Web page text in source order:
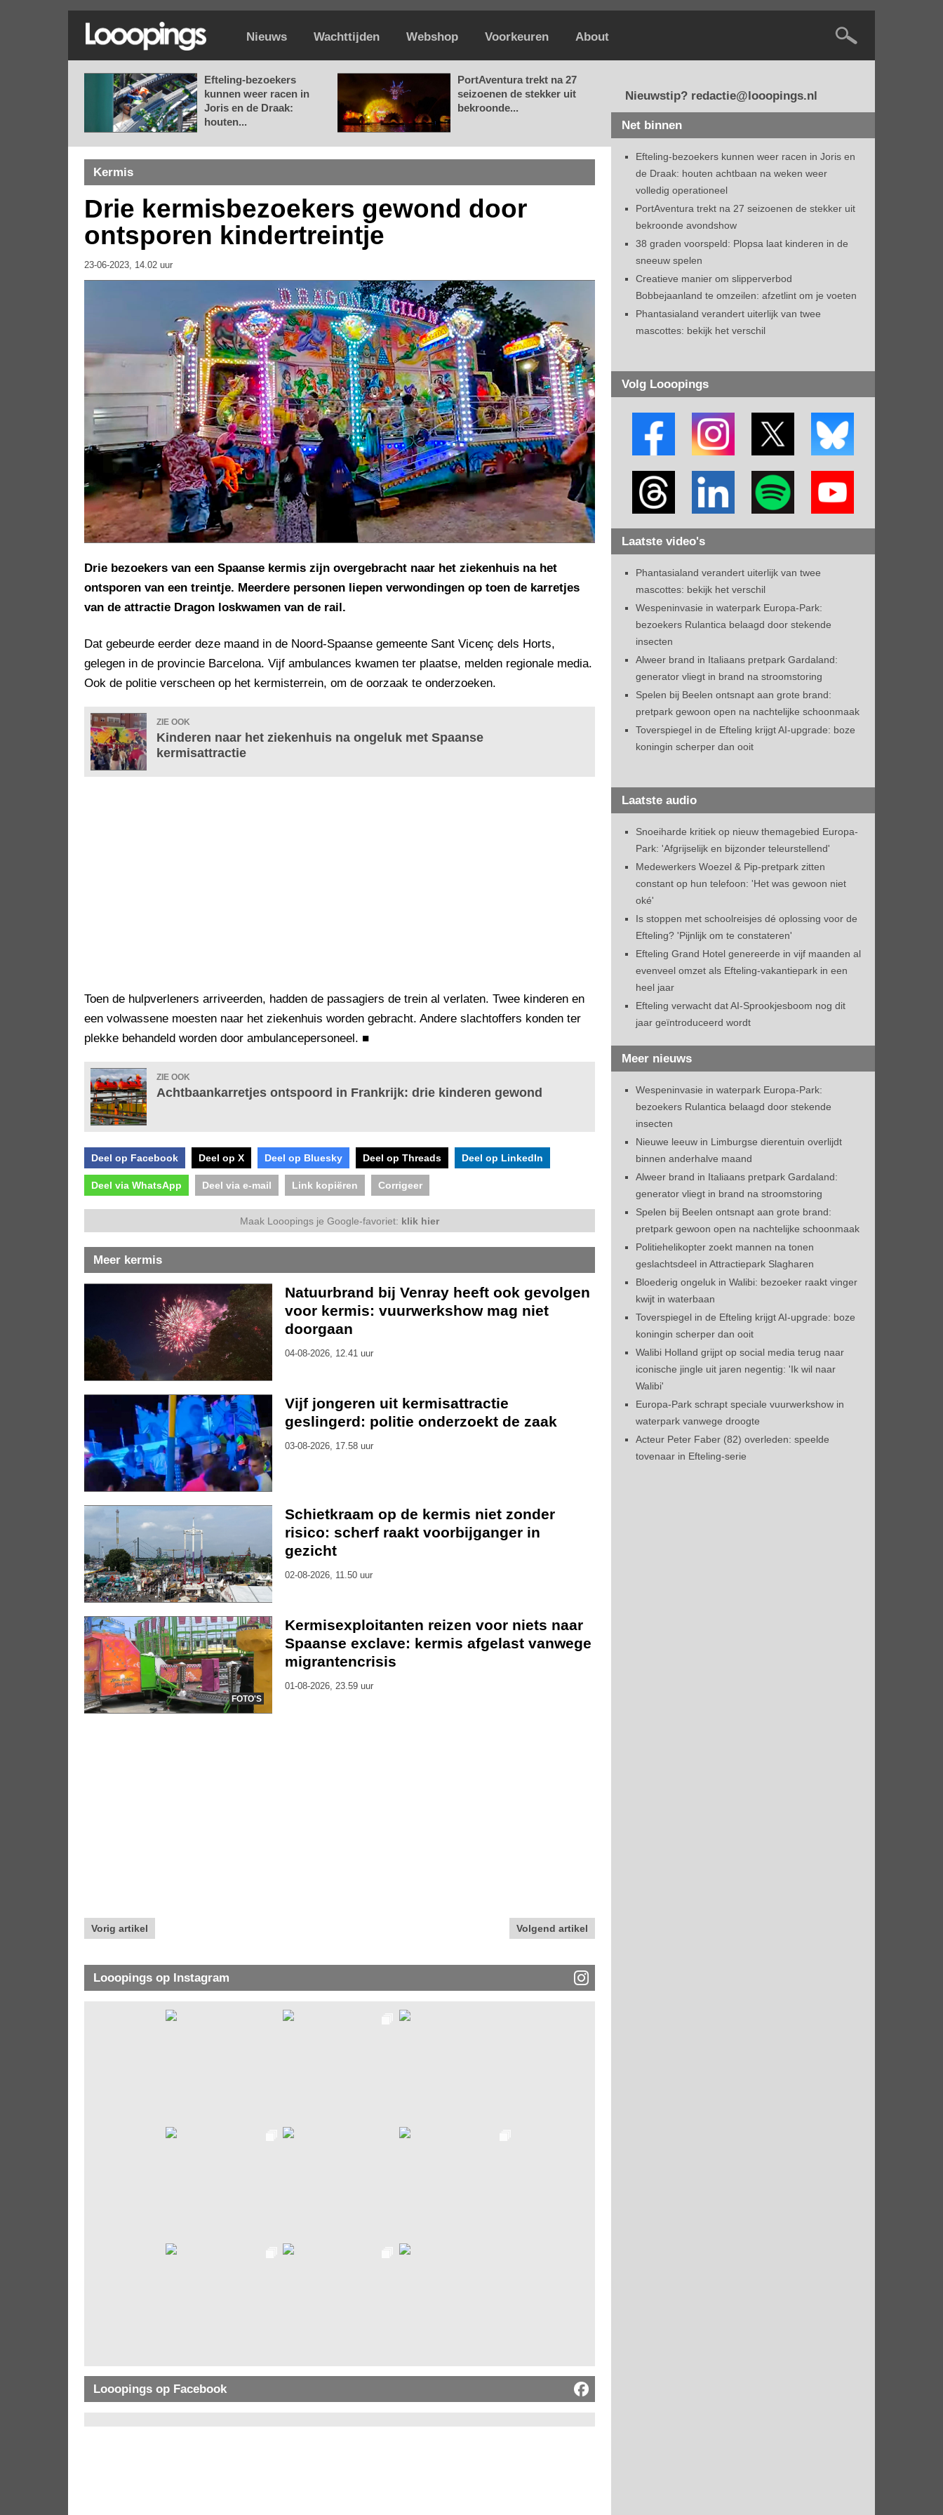
Nieuws Wachttijden Webshop Voorkeuren About
Efteling-bezoekers
kunnen weer racen in
Joris en de Draak:
houten...
PortAventura trekt na 27
seizoenen de stekker uit
bekroonde...
Kermis
Drie kermisbezoekers gewond door
ontsporen kindertreintje
23-06-2023, 14.02 uur
Drie bezoekers van een Spaanse kermis zijn overgebracht naar het ziekenhuis na het
ontsporen van een treintje. Meerdere personen liepen verwondingen op toen de karretjes
van de attractie Dragon loskwamen van de rail.
Dat gebeurde eerder deze maand in de Noord-Spaanse gemeente Sant Vicenç dels Horts,
gelegen in de provincie Barcelona. Vijf ambulances kwamen ter plaatse, melden regionale media.
Ook de politie verscheen op het kermisterrein, om de oorzaak te onderzoeken.
ZIE OOK
Kinderen naar het ziekenhuis na ongeluk met Spaanse
kermisattractie
Toen de hulpverleners arriveerden, hadden de passagiers de trein al verlaten. Twee kinderen en
een volwassene moesten naar het ziekenhuis worden gebracht. Andere slachtoffers konden ter
plekke behandeld worden door ambulancepersoneel. ■
ZIE OOK
Achtbaankarretjes ontspoord in Frankrijk: drie kinderen gewond
Deel op Facebook Deel op X Deel op Bluesky Deel op Threads Deel op LinkedIn
Deel via WhatsApp Deel via e-mail Link kopiëren Corrigeer
Maak Looopings je Google-favoriet: klik hier
Meer kermis
Natuurbrand bij Venray heeft ook gevolgen
voor kermis: vuurwerkshow mag niet
doorgaan
04-08-2026, 12.41 uur
Vijf jongeren uit kermisattractie
geslingerd: politie onderzoekt de zaak
03-08-2026, 17.58 uur
Schietkraam op de kermis niet zonder
risico: scherf raakt voorbijganger in
gezicht
02-08-2026, 11.50 uur
FOTO'S
Kermisexploitanten reizen voor niets naar
Spaanse exclave: kermis afgelast vanwege
migrantencrisis
01-08-2026, 23.59 uur
Vorig artikel Volgend artikel
Looopings op Instagram
Looopings op Facebook
Nieuwstip? redactie@looopings.nl
Net binnen
Efteling-bezoekers kunnen weer racen in Joris en
de Draak: houten achtbaan na weken weer
volledig operationeel
PortAventura trekt na 27 seizoenen de stekker uit
bekroonde avondshow
38 graden voorspeld: Plopsa laat kinderen in de
sneeuw spelen
Creatieve manier om slipperverbod
Bobbejaanland te omzeilen: afzetlint om je voeten
Phantasialand verandert uiterlijk van twee
mascottes: bekijk het verschil
Volg Looopings
Laatste video's
Phantasialand verandert uiterlijk van twee
mascottes: bekijk het verschil
Wespeninvasie in waterpark Europa-Park:
bezoekers Rulantica belaagd door stekende
insecten
Alweer brand in Italiaans pretpark Gardaland:
generator vliegt in brand na stroomstoring
Spelen bij Beelen ontsnapt aan grote brand:
pretpark gewoon open na nachtelijke schoonmaak
Toverspiegel in de Efteling krijgt AI-upgrade: boze
koningin scherper dan ooit
Laatste audio
Snoeiharde kritiek op nieuw themagebied Europa-
Park: 'Afgrijselijk en bijzonder teleurstellend'
Medewerkers Woezel & Pip-pretpark zitten
constant op hun telefoon: 'Het was gewoon niet
oké'
Is stoppen met schoolreisjes dé oplossing voor de
Efteling? 'Pijnlijk om te constateren'
Efteling Grand Hotel genereerde in vijf maanden al
evenveel omzet als Efteling-vakantiepark in een
heel jaar
Efteling verwacht dat AI-Sprookjesboom nog dit
jaar geïntroduceerd wordt
Meer nieuws
Wespeninvasie in waterpark Europa-Park:
bezoekers Rulantica belaagd door stekende
insecten
Nieuwe leeuw in Limburgse dierentuin overlijdt
binnen anderhalve maand
Alweer brand in Italiaans pretpark Gardaland:
generator vliegt in brand na stroomstoring
Spelen bij Beelen ontsnapt aan grote brand:
pretpark gewoon open na nachtelijke schoonmaak
Politiehelikopter zoekt mannen na tonen
geslachtsdeel in Attractiepark Slagharen
Bloederig ongeluk in Walibi: bezoeker raakt vinger
kwijt in waterbaan
Toverspiegel in de Efteling krijgt AI-upgrade: boze
koningin scherper dan ooit
Walibi Holland grijpt op social media terug naar
iconische jingle uit jaren negentig: 'Ik wil naar
Walibi'
Europa-Park schrapt speciale vuurwerkshow in
waterpark vanwege droogte
Acteur Peter Faber (82) overleden: speelde
tovenaar in Efteling-serie